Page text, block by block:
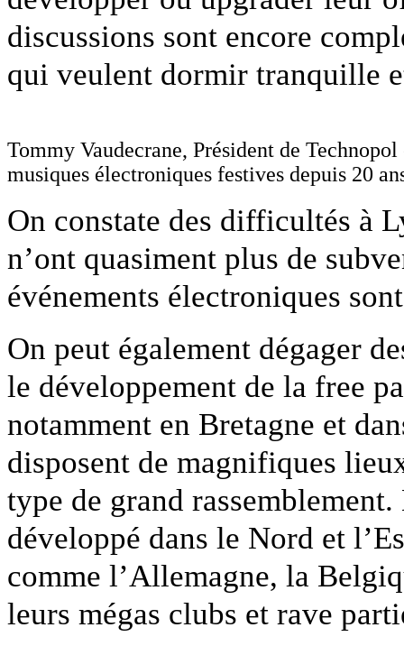
discussions sont encore
qui veulent dormir tranquille
Tommy Vaudecrane, Président de Technopol
musiques électroniques festives depuis 20
On constate des difficultés à
n’ont quasiment plus de
événements électroniques
On peut également dégager
le développement de la free
notamment en Bretagne et
disposent de magnifiques
type de grand
développé dans le Nord et
comme l’Allemagne, la
leurs mégas clubs et rave